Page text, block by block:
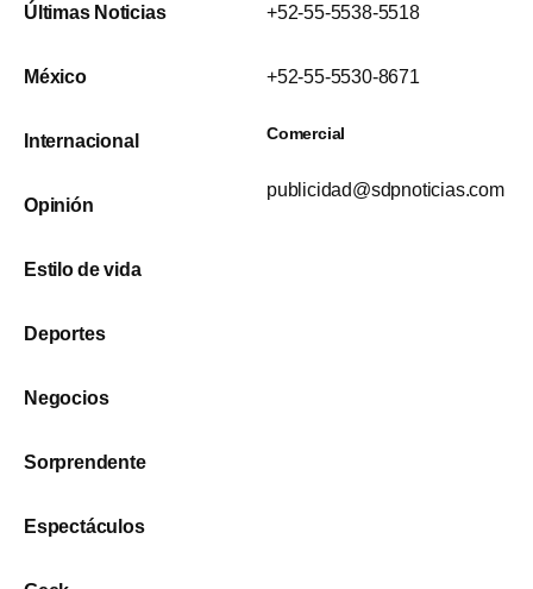
Últimas Noticias
México
Internacional
Opinión
Estilo de vida
Deportes
Negocios
Sorprendente
Espectáculos
+52-55-5538-5518
+52-55-5530-8671
Comercial
publicidad@sdpnoticias.com